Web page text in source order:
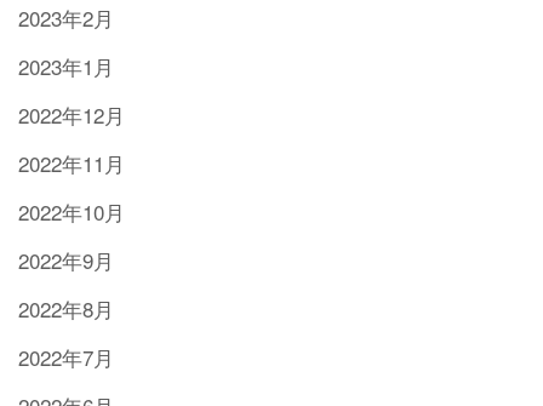
2023年2月
2023年1月
2022年12月
2022年11月
2022年10月
2022年9月
2022年8月
2022年7月